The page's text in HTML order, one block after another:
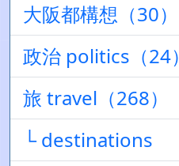
大阪都構想（30）
政治 politics（24）
旅 travel（268）
└ destinations